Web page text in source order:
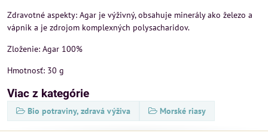
Zdravotné aspekty: Agar je výživný, obsahuje minerály ako železo a
vápnik a je zdrojom komplexných polysacharidov.
Zloženie: Agar 100%
Hmotnosť: 30 g
Viac z kategórie
Bio potraviny, zdravá výživa Morské riasy